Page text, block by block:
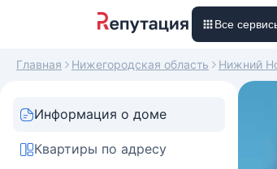
Все
Главная Нижегородская область Нижний
Информация о доме
Квартиры по адресу